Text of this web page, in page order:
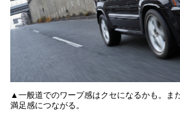
▲一般道でのワープ感はクセになるかも。ま
満足感につながる。